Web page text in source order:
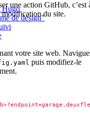
Hugo
de design"
une action GitHub, c’est
modification du site.
votre site web.
puis modifiez-le